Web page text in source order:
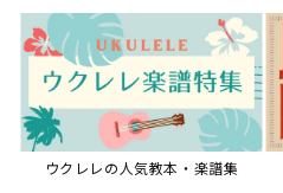
ウクレレの人気教本・楽譜集